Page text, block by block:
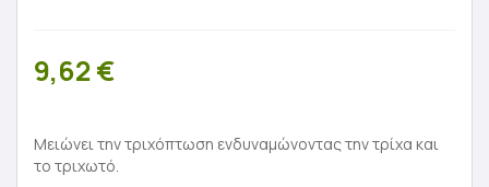
9,62€
Μειώνει την τριχόπτωση ενδυναμώνοντας την τρίχα και
το τριχωτό.